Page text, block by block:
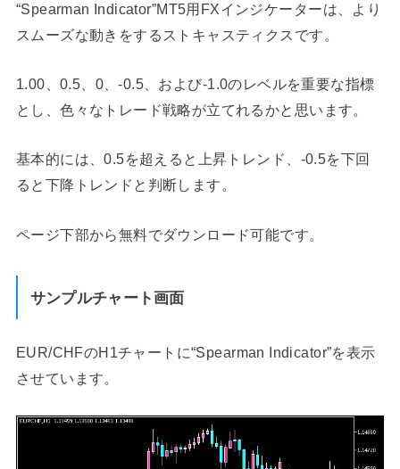
“Spearman Indicator”MT5用FXインジケーターは、より
スムーズな動きをするストキャスティクスです。
1.00、0.5、0、-0.5、および-1.0のレベルを重要な指標
とし、色々なトレード戦略が立てれるかと思います。
基本的には、0.5を超えると上昇トレンド、-0.5を下回
ると下降トレンドと判断します。
ページ下部から無料でダウンロード可能です。
サンプルチャート画面
EUR/CHFのH1チャートに“Spearman Indicator”を表示
させています。